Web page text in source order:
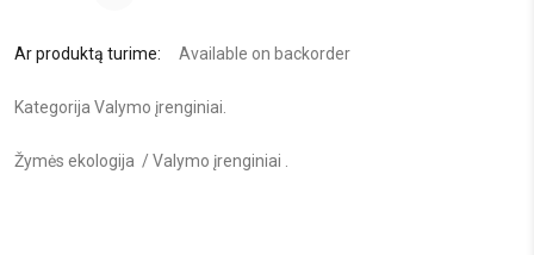
Ar produktą turime: Available on backorder
Kategorija Valymo įrenginiai.
Žymės ekologija /Valymo įrenginiai .